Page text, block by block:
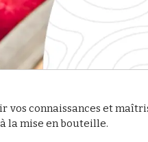
vos connaissances et
la mise en bouteille.